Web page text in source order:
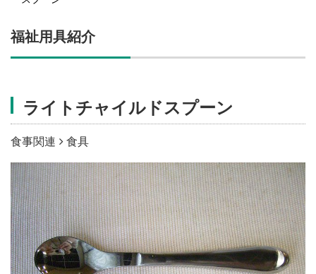
施設・料金
アクセス
福祉用具紹介
ライトチャイルドスプーン
食事関連 食具